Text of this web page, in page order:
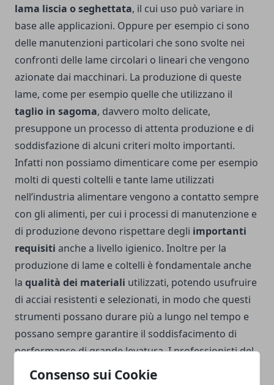
Consenso sui Cookie
lama liscia o seghettata, il cui uso può variare in
base alle applicazioni. Oppure per esempio ci sono
delle manutenzioni particolari che sono svolte nei
confronti delle lame circolari o lineari che vengono
azionate dai macchinari. La produzione di queste
lame, come per esempio quelle che utilizzano il
taglio in sagoma, davvero molto delicate,
presuppone un processo di attenta produzione e di
soddisfazione di alcuni criteri molto importanti.
Infatti non possiamo dimenticare come per esempio
molti di questi coltelli e tante lame utilizzati
nell’industria alimentare vengono a contatto sempre
con gli alimenti, per cui i processi di manutenzione e
di produzione devono rispettare degli importanti
requisiti anche a livello igienico. Inoltre per la
produzione di lame e coltelli è fondamentale anche
la qualità dei materiali utilizzati, potendo usufruire
di acciai resistenti e selezionati, in modo che questi
strumenti possano durare più a lungo nel tempo e
possano sempre garantire il soddisfacimento di
performance di grande levatura. I professionisti del
settore sanno come questi strumenti siano